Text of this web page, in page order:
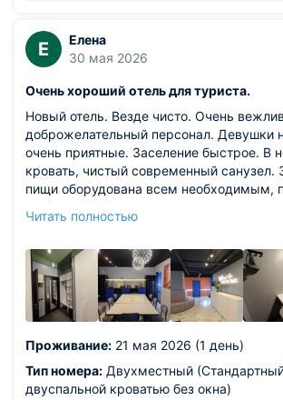
обратную связь. Будем рады вновь
вас в нашем отеле! Команда сети
Е
Елена
30 мая 2026
Очень хороший отель для туриста.
Новый отель. Везде чисто. Очень
доброжелательный персонал. Девушки
очень приятные. Заселение быстрое. В
кровать, чистый современный санузел.
пищи оборудована всем необходимым,
быстрый. Нам все понравилось.
Читать полностью
Проживание: 21 мая 2026 (1 день)
Тип номера: Двухместный
двуспальной кроватью без окна)